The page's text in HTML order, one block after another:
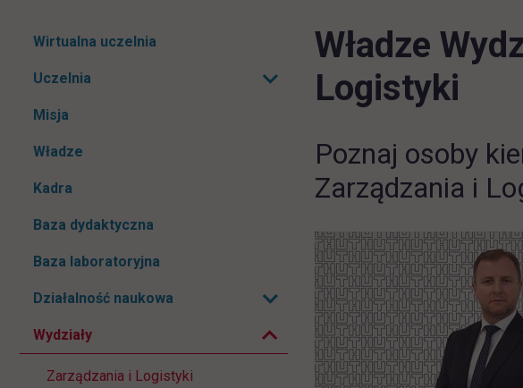
Pomiń
Wirtualna uczelnia
Uczelnia
Misja
Władze
Kadra
Baza dydaktyczna
Baza laboratoryjna
Działalność naukowa Rozwiń podmenu
Wydziały Zwiń podmenu
Zarządzania i Logistyki
Władze
Logistyki
Poznaj osoby
Zarządzania i